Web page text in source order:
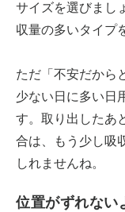
サイズを選びまし
収量の多いタイプ
ただ「不安だから
少ない日に多い日
す。取り出したあ
合は、もう少し吸
しれませんね。
位置がずれない